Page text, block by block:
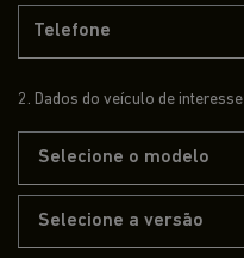
2. Dados do veículo de interesse